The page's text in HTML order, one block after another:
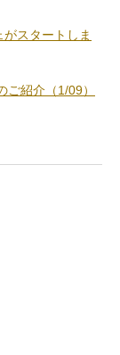
スタートしま
紹介（1/09）